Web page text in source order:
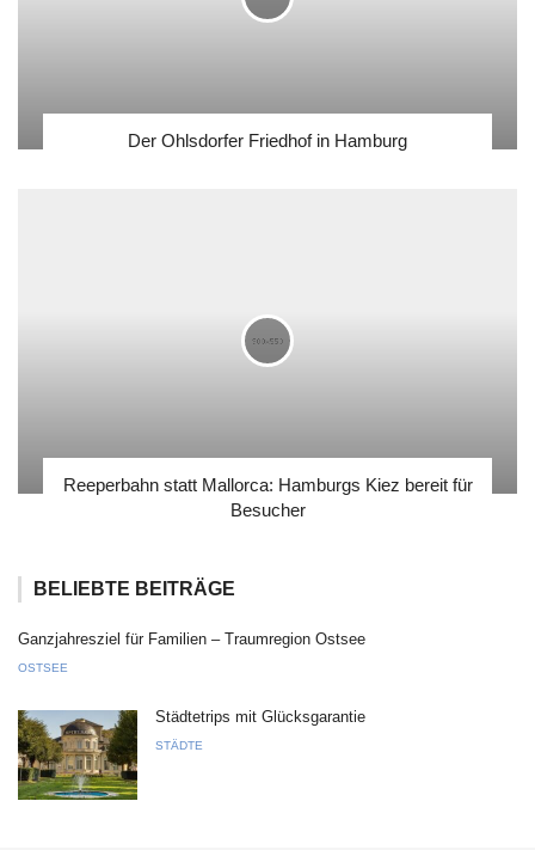
Der Ohlsdorfer Friedhof in Hamburg
Reeperbahn statt Mallorca: Hamburgs Kiez bereit für
Besucher
BELIEBTE BEITRÄGE
Ganzjahresziel für Familien – Traumregion Ostsee
OSTSEE
Städtetrips mit Glücksgarantie
STÄDTE